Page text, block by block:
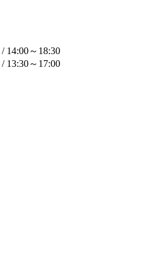
14:00～18:30
13:30～17:00